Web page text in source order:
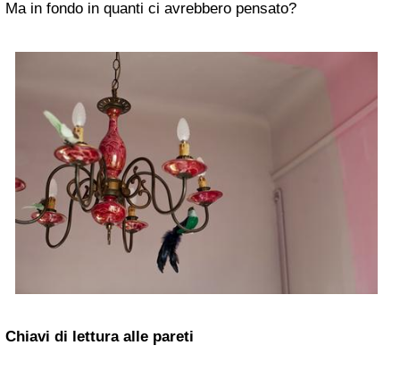
Ma in fondo in quanti ci avrebbero pensato?
Chiavi di lettura alle pareti